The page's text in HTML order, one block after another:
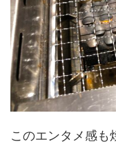
このエンタメ感も